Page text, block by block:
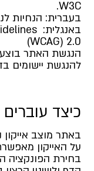
W3C.
בעברית: הנחיות
באנגלית:
(WCAG) 2.0
הנגשת האתר
להנגשת יישומים
כיצד
באתר מוצב
על האייקון
בחירת הפונקציה